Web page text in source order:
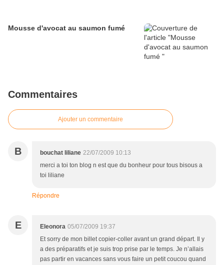
Mousse d'avocat au saumon fumé
Commentaires
Ajouter un commentaire
B bouchat liliane 22/07/2009 10:13
merci a toi ton blog n est que du bonheur pour tous bisous a
toi liliane
Répondre
E Eleonora 05/07/2009 19:37
Et sorry de mon billet copier-coller avant un grand départ. Il y
a des préparatifs et je suis trop prise par le temps. Je n’allais
pas partir en vacances sans vous faire un petit coucou quand